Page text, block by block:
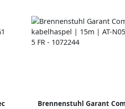
Brennenstuhl Garant